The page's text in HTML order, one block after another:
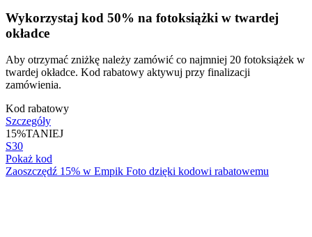
Wykorzystaj kod 50% na fotoksiążki w twardej
okładce
Aby otrzymać zniżkę należy zamówić co najmniej 20 fotoksiążek w
twardej okładce. Kod rabatowy aktywuj przy finalizacji
zamówienia.
Kod rabatowy
Szczegóły
15%TANIEJ
S30
Pokaż kod
Zaoszczędź 15% w Empik Foto dzięki kodowi rabatowemu